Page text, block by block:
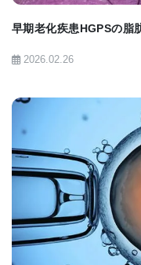
「突然変異を伴う
し、DNAニックは"
間ペアリングを促
セスを最適化する
頻度を増やすこと
は、多数の優性また
原因変異を修正する
早期老化疾患HGPSの脂
2026.02.26